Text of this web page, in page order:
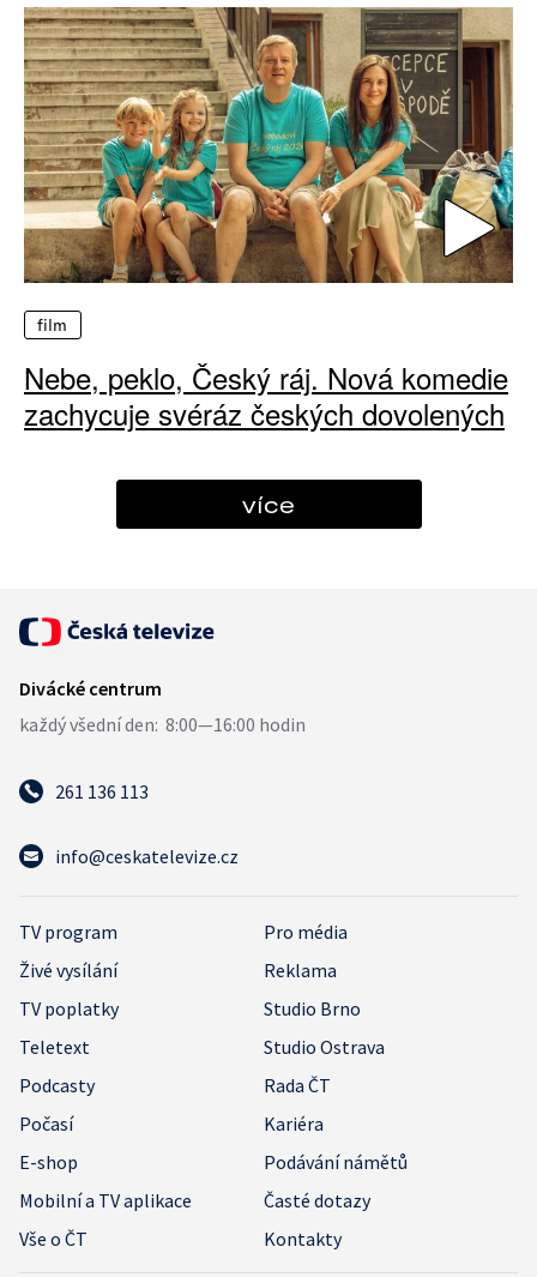
film
Nebe, peklo, Český ráj. Nová komedie
zachycuje svéráz českých dovolených
více
261 136 113
info@ceskatelevize.cz
TV program
Pro média
Živé vysílání
Reklama
TV poplatky
Studio Brno
Teletext
Studio Ostrava
Podcasty
Rada ČT
Počasí
Kariéra
E-shop
Podávání námětů
Mobilní a TV aplikace
Časté dotazy
Vše o ČT
Kontakty